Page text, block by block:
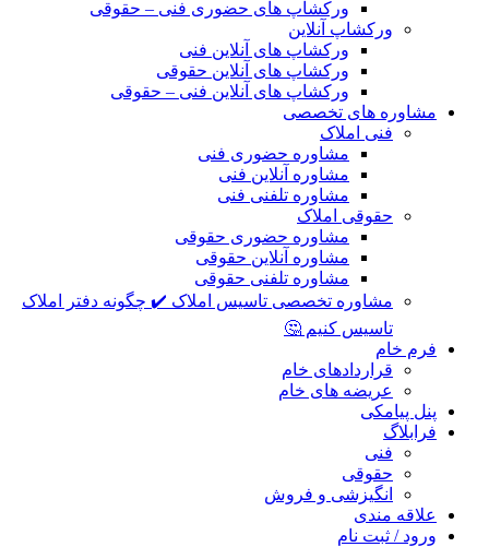
ورکشاپ های حضوری فنی – حقوقی
ورکشاپ آنلاین
ورکشاپ های آنلاین فنی
ورکشاپ های آنلاین حقوقی
ورکشاپ های آنلاین فنی – حقوقی
مشاوره های تخصصی
فنی املاک
مشاوره حضوری فنی
مشاوره آنلاین فنی
مشاوره تلفنی فنی
حقوقی املاک
مشاوره حضوری حقوقی
مشاوره آنلاین حقوقی
مشاوره تلفنی حقوقی
مشاوره تخصصی تاسیس املاک ✔️ چگونه دفتر املاک
تاسیس کنیم 🤔
فرم خام
قراردادهای خام
عریضه های خام
پنل پیامکی
فرابلاگ
فنی
حقوقی
انگیزشی و فروش
علاقه مندی
ورود / ثبت نام